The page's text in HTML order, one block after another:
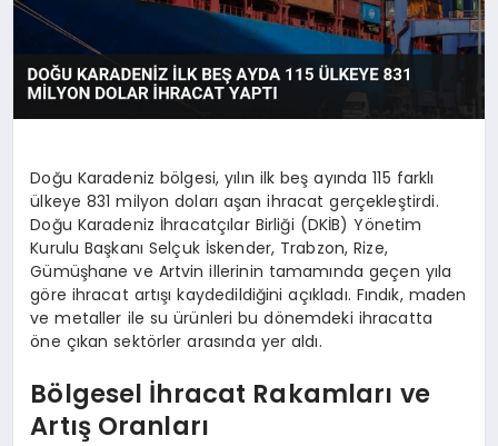
Doğu Karadeniz bölgesi, yılın ilk beş ayında 115 farklı
ülkeye 831 milyon doları aşan ihracat gerçekleştirdi.
Doğu Karadeniz İhracatçılar Birliği (DKİB) Yönetim
Kurulu Başkanı Selçuk İskender, Trabzon, Rize,
Gümüşhane ve Artvin illerinin tamamında geçen yıla
göre ihracat artışı kaydedildiğini açıkladı. Fındık, maden
ve metaller ile su ürünleri bu dönemdeki ihracatta
öne çıkan sektörler arasında yer aldı.
Bölgesel İhracat Rakamları ve
Artış Oranları